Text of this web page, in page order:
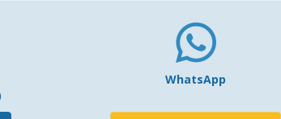
WhatsApp